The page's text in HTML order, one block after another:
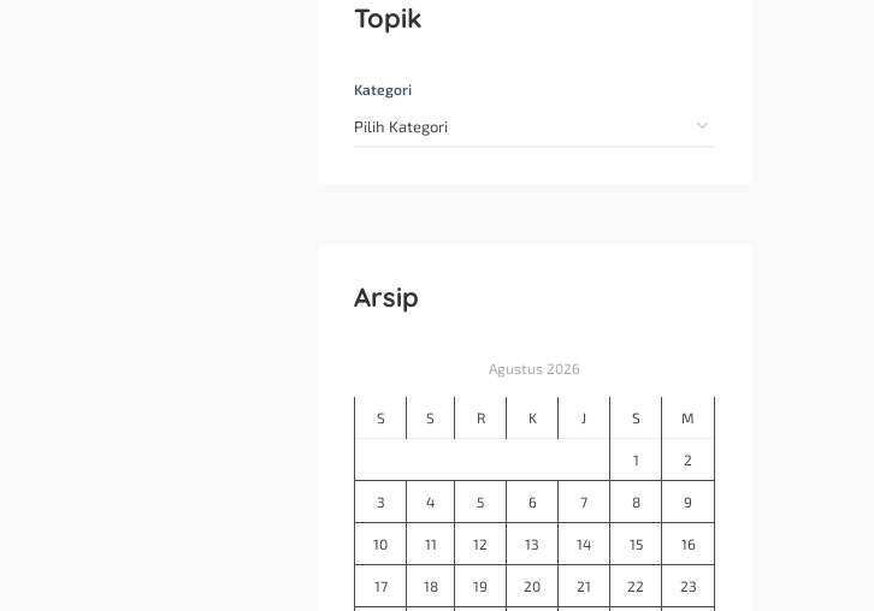
Topik
Kategori
Arsip
Agustus 2026
S S R K J S M
1 2
3 4 5 6 7 8 9
10 11 12 13 14 15 16
17 18 19 20 21 22 23